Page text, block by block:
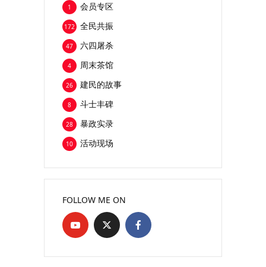
会员专区
1
全民共振
172
六四屠杀
47
周末茶馆
4
建民的故事
26
斗士丰碑
8
暴政实录
28
活动现场
10
FOLLOW ME ON